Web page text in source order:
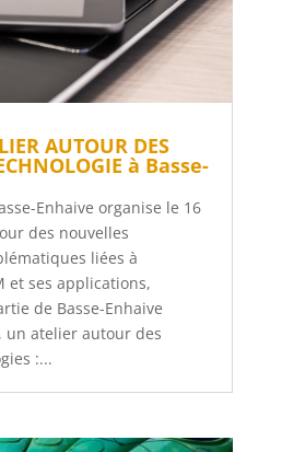
AUTOUR DES
à Basse-
Enhaive organise le 16
des nouvelles
liées à
et ses applications,
de Basse-Enhaive
un atelier autour des
:...